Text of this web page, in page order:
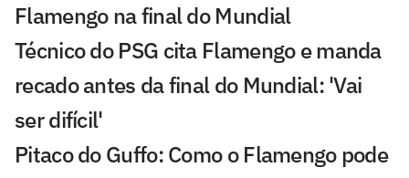
Flamengo na final do Mundial
Técnico do PSG cita Flamengo e manda
recado antes da final do Mundial: 'Vai
ser difícil'
Pitaco do Guffo: Como o Flamengo pode